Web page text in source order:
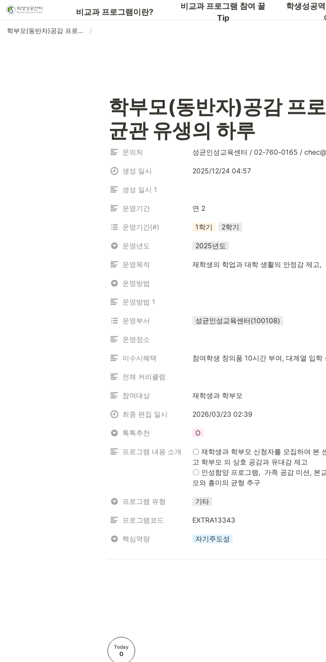
비교과 프로그램이란?
비교과 프로그램 참여 꿀
Tip
학생성공
학부모(동반자)공감 프로그램 : 가족과 함께하는 성균관 유생의 하루 /
글
학부모(동반자)공감 프
균관 유생의 하루
문의처 성균인성교육센터 / 02-760-0165 /
생성 일시 2025/12/24 04:57
생성 일시 1
운영기간 연 2
운영기간(#) 1학기 2학기
운영년도 2025년도
운영목적 재학생의 학업과 대학 생활의 안정감 제고,
운영방법
운영방법 1
운영부서 성균인성교육센터(100108)
운영장소
이수시혜택 참여학생 창의품 10시간 부여, 대계열 입
전체 커리큘럼
참여대상 재학생과 학부모
최종 편집 일시 2026/03/23 02:39
톡톡추천 O
프로그램 내용 소개
〇 재학생과 학부모 신청자를 모집하여 본
고 학부모 의 상호 공감과 유대감 제고
〇 인성함양 프로그램,  가족 공감 미션, 본
모와 흥미의 균형 추구
프로그램 유형 기타
프로그램코드 EXTRA13343
핵심역량 자기주도성
Today
0